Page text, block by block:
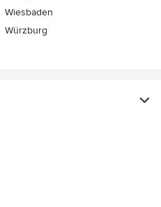
Wiesbaden
Würzburg